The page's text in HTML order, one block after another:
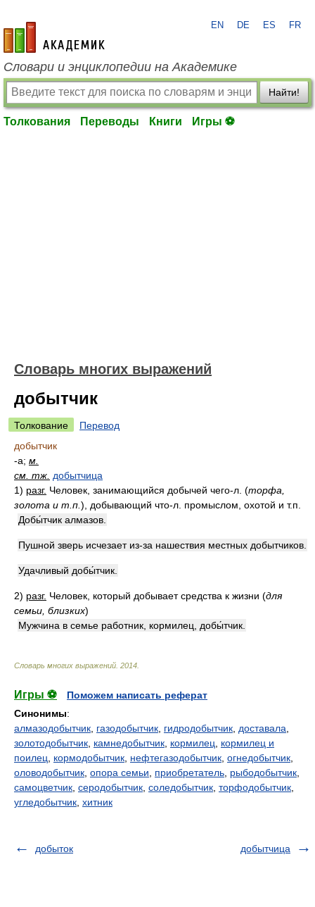
academic.ru
EN DE ES FR
Словари и энциклопедии на Академике
Найти!
Толкования Переводы Книги Игры ⚽
Словарь многих выражений
добытчик
Толкование
Перевод
добытчик
-а; м.
см. тж. добытчица
1) разг. Человек, занимающийся добычей чего-л. (торфа,
золота и т.п. ) , добывающий что-л. промыслом, охотой и т.п.
Добы́тчик алмазов.
Пушной зверь исчезает из-за нашествия местных добытчиков.
Удачливый добы́тчик.
2) разг. Человек, который добывает средства к жизни (для
семьи, близких)
Мужчина в семье работник, кормилец, добы́тчик.
Словарь многих выражений 2014
Игры ⚽
Поможем написать реферат
Синонимы:
алмазодобытчик газодобытчик гидродобытчик доставала
золотодобытчик камнедобытчик кормилец
кормилец и
поилец
кормодобытчик нефтегазодобытчик огнедобытчик
оловодобытчик опора семьи приобретатель рыбодобытчик
самоцветчик серодобытчик соледобытчик торфодобытчик
угледобытчик хитник
добыток добытчица